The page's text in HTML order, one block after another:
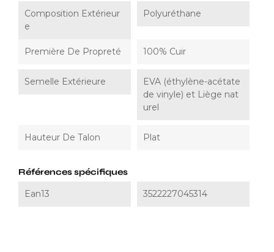
Composition Extérieur
E
Polyuréthane
Première De Propreté 100% Cuir
Semelle Extérieure
EVA (éthylène-acétate
de vinyle) et Liège nat
urel
Hauteur De Talon Plat
Références spécifiques
Ean13 3522227045314